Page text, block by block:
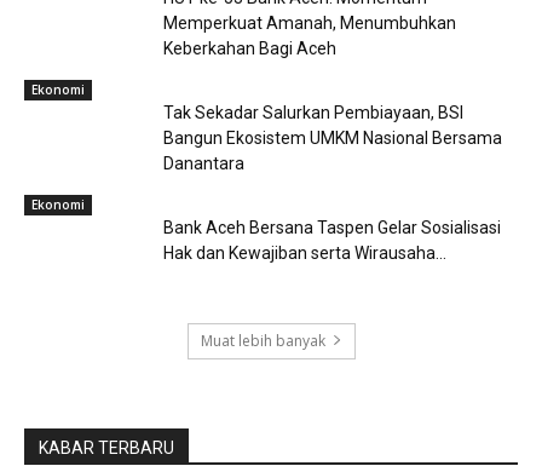
Memperkuat Amanah, Menumbuhkan
Keberkahan Bagi Aceh
Ekonomi
Tak Sekadar Salurkan Pembiayaan, BSI
Bangun Ekosistem UMKM Nasional Bersama
Danantara
Ekonomi
Bank Aceh Bersana Taspen Gelar Sosialisasi
Hak dan Kewajiban serta Wirausaha...
Muat lebih banyak
KABAR TERBARU